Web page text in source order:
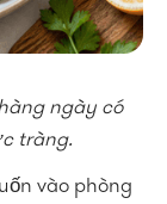
ngày có
tràng.
vào phòng